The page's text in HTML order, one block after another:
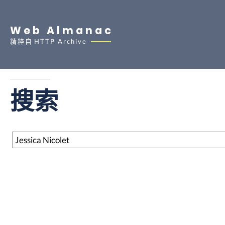
Web Almanac
精粹自 HTTP Archive
搜索
搜索